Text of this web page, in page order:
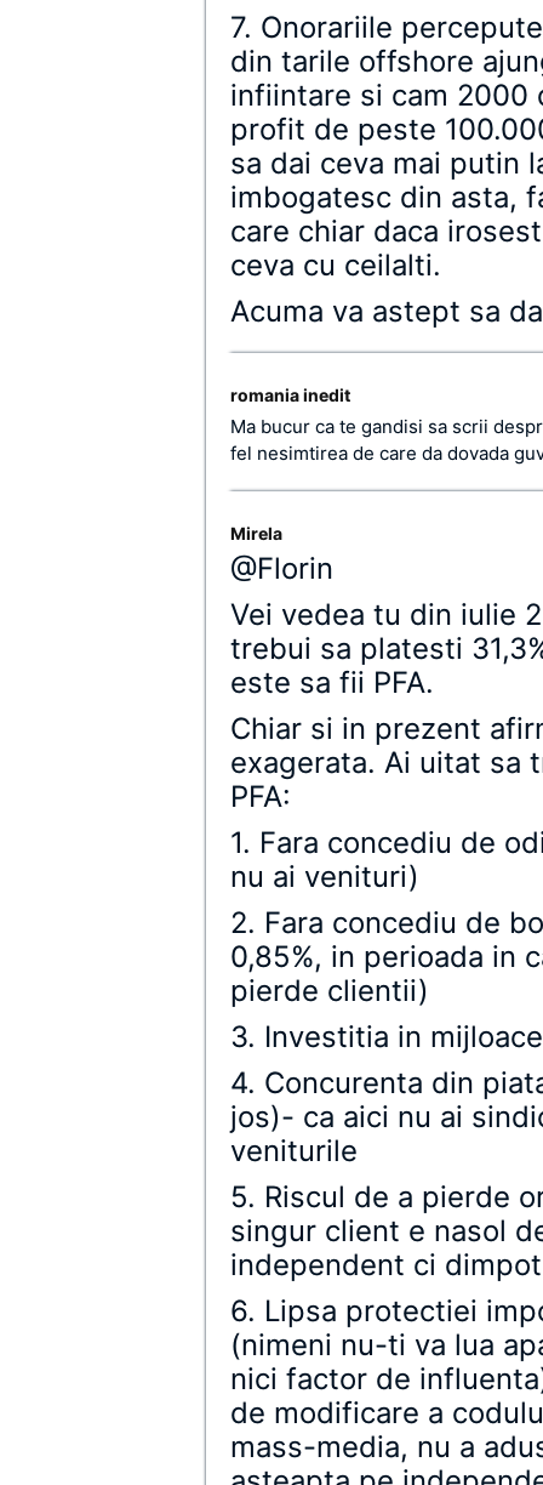
7. Onorariile
din tarile offshore
infiintare si cam 2000
profit de peste
sa dai ceva mai putin
imbogatesc din asta,
care chiar daca
ceva cu ceilalti.
Acuma va astept sa
romania inedit
Ma bucur ca te gandisi sa scrii
fel nesimtirea de care da dovada
Mirela
@Florin
Vei vedea tu din iulie
trebui sa platesti
este sa fii PFA.
Chiar si in prezent
exagerata. Ai uitat sa
PFA:
1. Fara concediu de
nu ai venituri)
2. Fara concediu de
0,85%, in perioada in
pierde clientii)
3. Investitia in
4. Concurenta din
jos)- ca aici nu ai
veniturile
5. Riscul de a pierde
singur client e nasol
independent ci
6. Lipsa protectiei
(nimeni nu-ti va lua
nici factor de
de modificare a
mass-media, nu a